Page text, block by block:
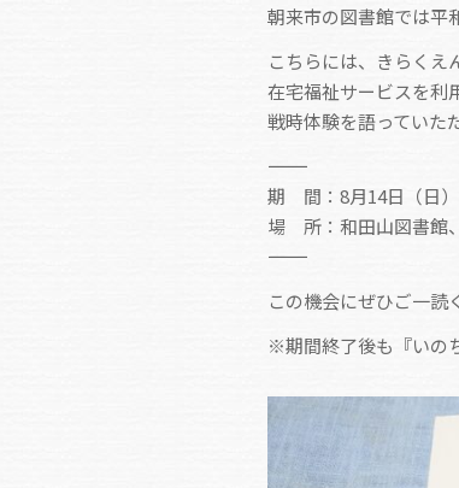
朝来市の図書館では平
こちらには、きらくえ
在宅福祉サービスを利
戦時体験を語っていた
――――――――――――――――――――――
期 間：8月14日（日
場 所：和田山図書館
――――――――――――――――――――――
この機会にぜひご一読
※期間終了後も『いの